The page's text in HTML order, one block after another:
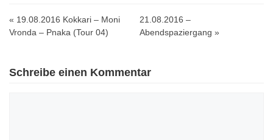
« 19.08.2016 Kokkari – Moni
Vronda – Pnaka (Tour 04)
21.08.2016 –
Abendspaziergang »
Schreibe einen Kommentar